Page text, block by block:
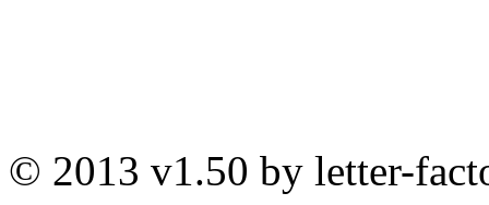
© 2013 v1.50 by letter-